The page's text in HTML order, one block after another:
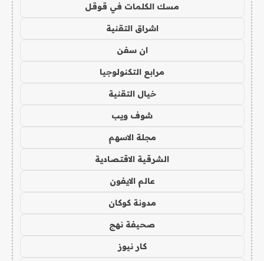
مسك الكلمات في قوقل
اشراق التقنية
ان سفن
مرابع التكنولوجيا
خيال التقنية
شوف ويب
مجلة الاسهم
الشرقية الاقتصادية
عالم الايفون
مدونة كوكان
صحيفة نهج
كار نيوز